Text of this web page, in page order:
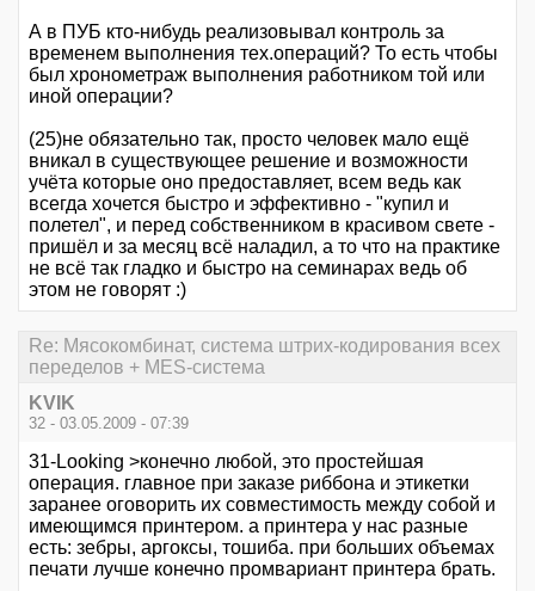
А в ПУБ кто-нибудь реализовывал контроль за
временем выполнения тех.операций? То есть чтобы
был хронометраж выполнения работником той или
иной операции?
(25)не обязательно так, просто человек мало ещё
вникал в существующее решение и возможности
учёта которые оно предоставляет, всем ведь как
всегда хочется быстро и эффективно - "купил и
полетел", и перед собственником в красивом свете -
пришёл и за месяц всё наладил, а то что на практике
не всё так гладко и быстро на семинарах ведь об
этом не говорят :)
Re: Мясокомбинат, система штрих-кодирования всех
переделов + MES-система
KVIK
32 - 03.05.2009 - 07:39
31-Looking >конечно любой, это простейшая
операция. главное при заказе риббона и этикетки
заранее оговорить их совместимость между собой и
имеющимся принтером. а принтера у нас разные
есть: зебры, аргоксы, тошиба. при больших объемах
печати лучше конечно промвариант принтера брать.